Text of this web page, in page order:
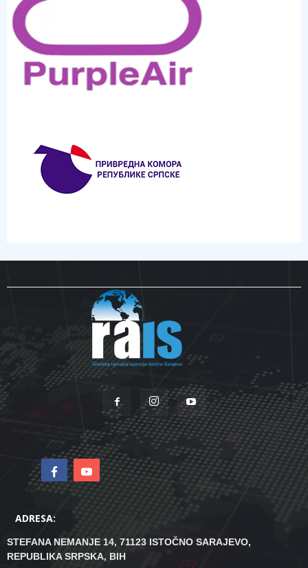
ADRESA:
STEFANA NEMANJE 14, 71123 ISTOČNO SARAJEVO,
REPUBLIKA SRPSKA, BIH